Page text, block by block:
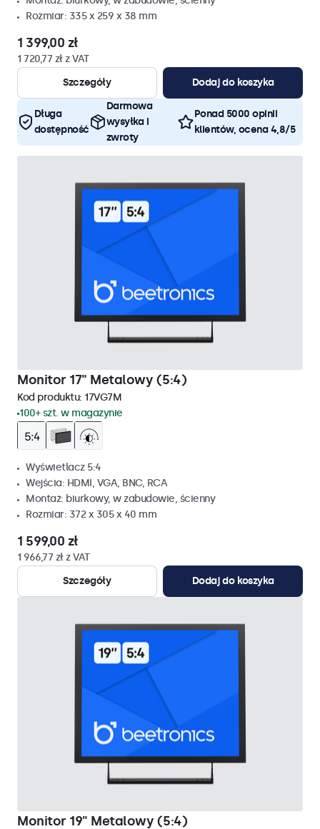
Rozmiar: 335 x 259 x 38 mm
1 399,00 zł
1 720,77 zł z VAT
Szczegóły
Dodaj do koszyka
Długa
dostępność
Darmowa
wysyłka i
zwroty
Ponad 5000 opinii
klientów, ocena 4,8/5
Monitor 17" Metalowy (5:4)
Kod produktu: 17VG7M
100+ szt. w magazynie
Wyświetlacz 5:4
Wejścia: HDMI, VGA, BNC, RCA
Montaż: biurkowy, w zabudowie, ścienny
Rozmiar: 372 x 305 x 40 mm
1 599,00 zł
1 966,77 zł z VAT
Szczegóły
Dodaj do koszyka
Monitor 19" Metalowy (5:4)